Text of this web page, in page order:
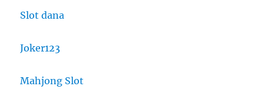
Slot dana
Joker123
Mahjong Slot